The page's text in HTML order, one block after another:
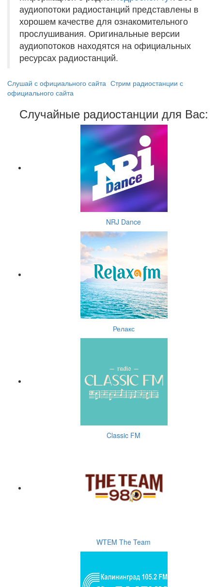
аудиопотоки радиостанций представлены в
хорошем качестве для ознакомительного
прослушивания. Оригинальные версии
аудиопотоков находятся на официальных
ресурсах радиостанций.
Слушай с официального сайта Стрим радиостанции с
официального сайта
Случайные радиостанции для Вас:
NRJ Dance
Релакс
Classic FM
WTEM The Team